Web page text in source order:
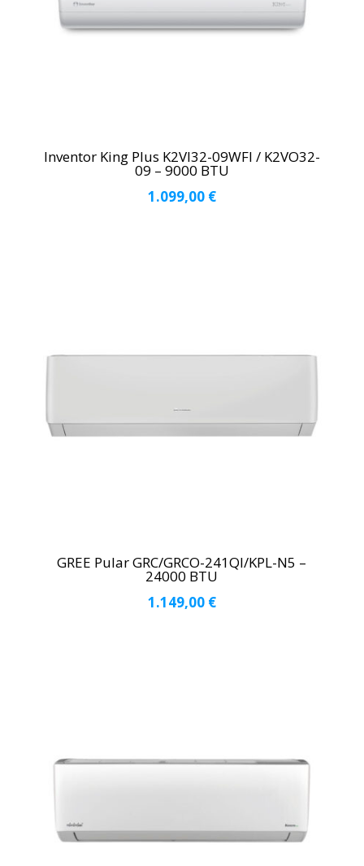
Inventor King Plus K2VI32-09WFI / K2VO32-
09 – 9000 BTU
1.099,00 €
GREE Pular GRC/GRCO-241QI/KPL-N5 –
24000 BTU
1.149,00 €